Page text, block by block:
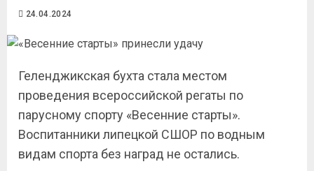
24.04.2024
Геленджикская бухта стала местом
проведения всероссийской регаты по
парусному спорту «Весенние старты».
Воспитанники липецкой СШОР по водным
видам спорта без наград не остались.